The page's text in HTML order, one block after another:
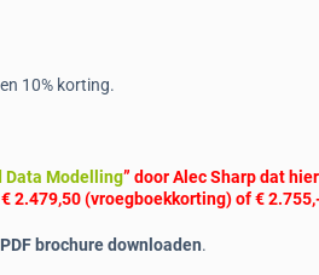
10% korting.
Data Modelling” door Alec Sharp dat
(vroegboekkorting) of €
brochure downloaden.